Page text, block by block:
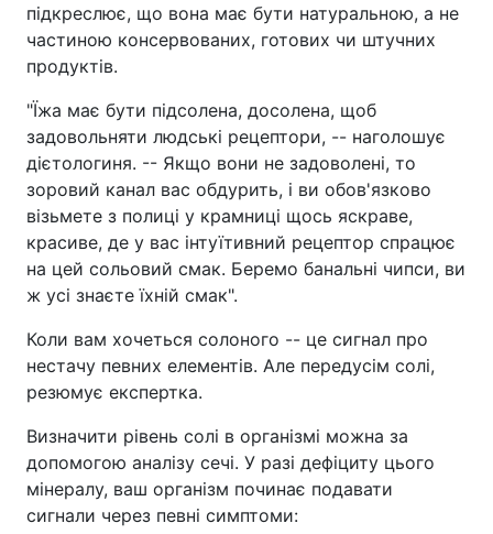
підкреслює, що вона має бути натуральною, а не
частиною консервованих, готових чи штучних
продуктів.
"Їжа має бути підсолена, досолена, щоб
задовольняти людські рецептори, -- наголошує
дієтологиня. -- Якщо вони не задоволені, то
зоровий канал вас обдурить, і ви обов'язково
візьмете з полиці у крамниці щось яскраве,
красиве, де у вас інтуїтивний рецептор спрацює
на цей сольовий смак. Беремо банальні чипси, ви
ж усі знаєте їхній смак".
Коли вам хочеться солоного -- це сигнал про
нестачу певних елементів. Але передусім солі,
резюмує експертка.
Визначити рівень солі в організмі можна за
допомогою аналізу сечі. У разі дефіциту цього
мінералу, ваш організм починає подавати
сигнали через певні симптоми: